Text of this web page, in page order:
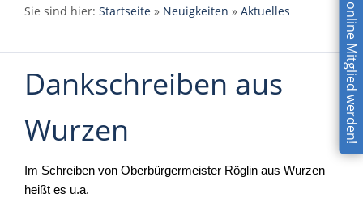
Sie sind hier: Startseite » Neuigkeiten » Aktuelles
Dankschreiben aus
Wurzen
Im Schreiben von Oberbürgermeister Röglin aus Wurzen
heißt es u.a.
online Mitglied werden!